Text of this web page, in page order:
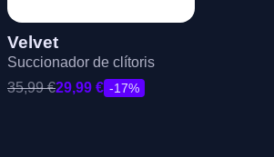
Velvet
Succionador de clítoris
35,99€29,99 € -17%